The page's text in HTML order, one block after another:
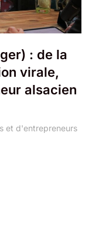
: de la
virale,
alsacien
et d'entrepreneurs